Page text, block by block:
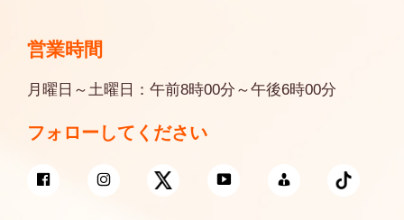
営業時間
月曜日～土曜日：午前8時00分～午後6時00分
フォローしてください